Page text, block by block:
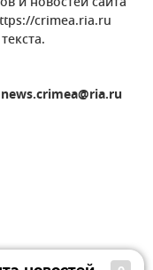
crimea.ria.ru
news.crimea@ria.ru